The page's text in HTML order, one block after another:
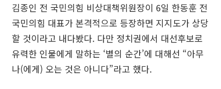
김종인 전 국민의힘 비상대책위원장이 6일 한동훈 전
국민의힘 대표가 본격적으로 등장하면 지지도가 상당
할 것이라고 내다봤다. 다만 정치권에서 대선후보로
유력한 인물에게 말하는 ‘별의 순간’에 대해선 “아무
나(에게) 오는 것은 아니다”라고 했다.